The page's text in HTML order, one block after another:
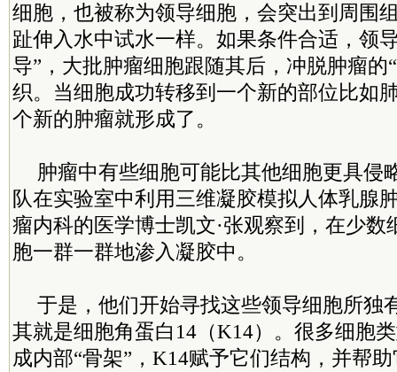
细胞，也被称为领导细胞，会突出到周围
趾伸入水中试水一样。如果条件合适，领
导”，大批肿瘤细胞跟随其后，冲脱肿瘤的
织。当细胞成功转移到一个新的部位比如
个新的肿瘤就形成了。
肿瘤中有些细胞可能比其他细胞更具侵
队在实验室中利用三维凝胶模拟人体乳腺
瘤内科的医学博士凯文·张观察到，在少数
胞一群一群地渗入凝胶中。
于是，他们开始寻找这些领导细胞所独
其就是细胞角蛋白14（K14）。很多细胞
成内部“骨架”，K14赋予它们结构，并帮